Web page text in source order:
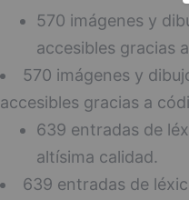
570 imágenes y
accesibles gracias
570 imágenes y
accesibles gracias a
639 entradas de
altísima calidad.
639 entradas de